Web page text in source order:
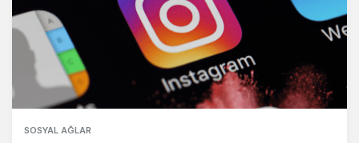
SOSYAL AĞLAR